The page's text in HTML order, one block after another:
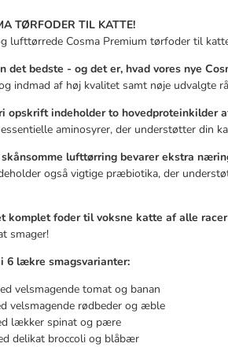
TØRFODER TIL KATTE!
lufttørrede Cosma Premium tørfoder til
det bedste - og det er, hvad vores nye
indmad af høj kvalitet samt nøje udvalgte
opskrift indeholder to hovedproteinkilder
aminosyrer, der understøtter din
lufttørring bevarer ekstra
også vigtige præbiotika, der
komplet foder til voksne katte af alle
smager!
6 lækre smagsvarianter:
velsmagende tomat og banan
velsmagende rødbeder og æble
lækker spinat og pære
delikat broccoli og blåbær